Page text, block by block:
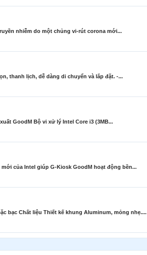
nhiễm do một chủng vi-rút corona mới...
thanh lịch, dễ dàng di chuyển và lắp đặt. -...
GoodM Bộ vi xử lý Intel Core i3 (3MB...
của Intel giúp G-Kiosk GoodM hoạt động bền...
bạc Chất liệu Thiết kế khung Aluminum, mỏng nhẹ....